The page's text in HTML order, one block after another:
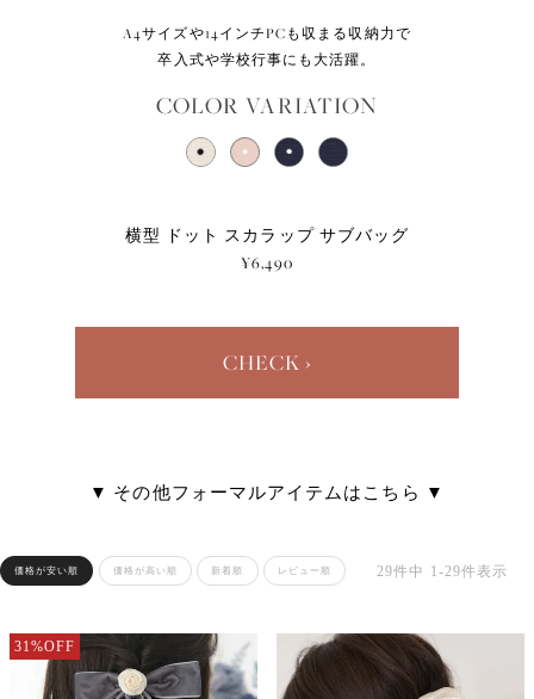
A4サイズや14インチPCも収まる収納力で
卒入式や学校行事にも大活躍。
COLOR VARIATION
横型 ドット スカラップ サブバッグ
¥6,490
CHECK ›
▼ その他フォーマルアイテムはこちら ▼
価格が安い順 価格が高い順 新着順 レビュー順 29件中 1-29件表示
31%OFF